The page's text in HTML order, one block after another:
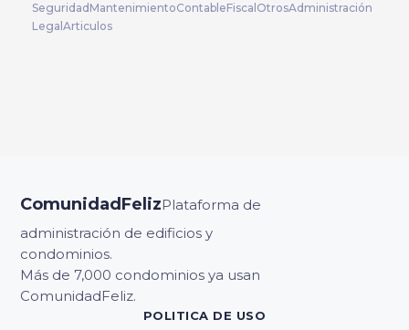
Seguridad MantenimientoContableFiscal OtrosAdministración
Legal Articulos
ComunidadFelizPlataforma de
administración de edificios y
condominios.
Más de 7,000 condominios ya usan
ComunidadFeliz.
POLITICA DE USO